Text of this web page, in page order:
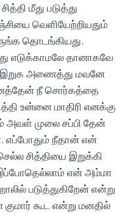
மீது படுத்து
வெளியேற்றியதும்
தொடங்கியது.
எடுக்காமலே தானாகவே
இறுக அணைத்து மவனே
நீ சொர்கத்தை
உன்னை மாதிரி எனக்கு
அவள் முலை சப்பி தேன்
எப்போதும் நீதான் என்
சித்தியை இறுக்கி
என் அம்மா
படுத்துகிறேன் என்று
கூட என்று மனதில்